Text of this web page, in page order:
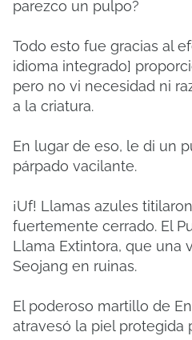
parezco un pulpo?
Todo esto fue gracias al
idioma integrado]
pero no vi necesidad ni
a la criatura.
En lugar de eso, le di un
párpado vacilante.
¡Uf! Llamas azules
fuertemente cerrado. El
Llama Extintora, que una
Seojang en ruinas.
El poderoso martillo de
atravesó la piel protegida